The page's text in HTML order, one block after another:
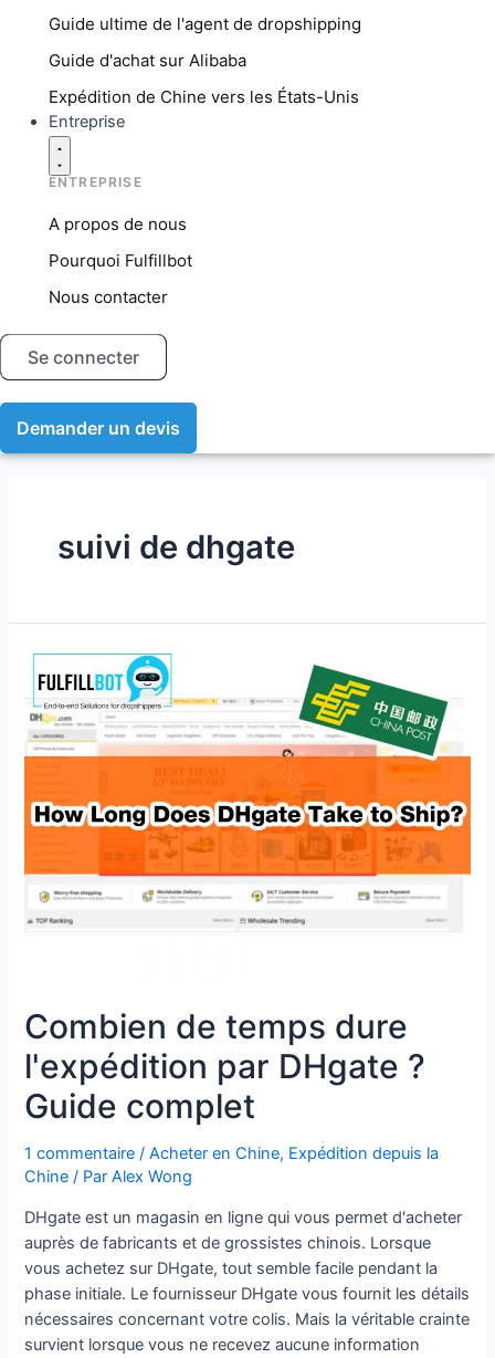
Guide ultime de l'agent de dropshipping
Guide d'achat sur Alibaba
Expédition de Chine vers les États-Unis
Entreprise
ENTREPRISE
A propos de nous
Pourquoi Fulfillbot
Nous contacter
Se connecter
Demander un devis
suivi de dhgate
Combien de temps dure
l'expédition par DHgate ?
Guide complet
1 commentaire /Acheter en Chine, Expédition depuis la
Chine / ParAlex Wong
DHgate est un magasin en ligne qui vous permet d'acheter
auprès de fabricants et de grossistes chinois. Lorsque
vous achetez sur DHgate, tout semble facile pendant la
phase initiale. Le fournisseur DHgate vous fournit les détails
nécessaires concernant votre colis. Mais la véritable crainte
survient lorsque vous ne recevez aucune information